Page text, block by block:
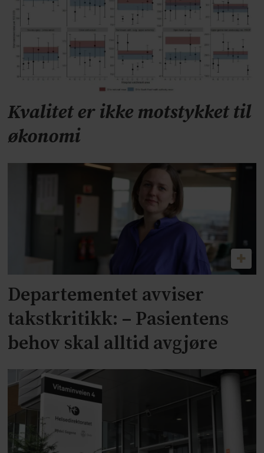
Kvalitet er ikke motstykket til
økonomi
Departementet avviser
takstkritikk: – Pasientens
behov skal alltid avgjøre